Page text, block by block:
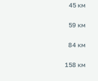
45 км
59 км
84 км
158 км